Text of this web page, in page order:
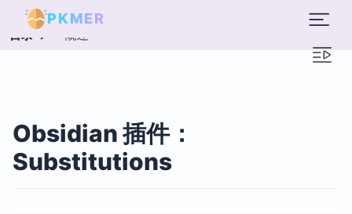
PKMER
目录 概述
Obsidian 插件：
Substitutions